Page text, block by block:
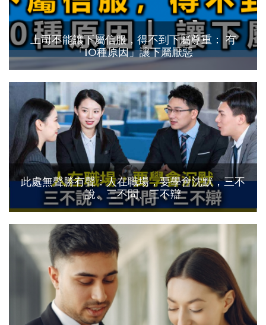
上司不能讓下屬信服，得不到下屬尊重： 有
「10種原因」讓下屬厭惡
此處無聲勝有聲：人在職場，要學會沈默，三不
說、三不問、三不辯